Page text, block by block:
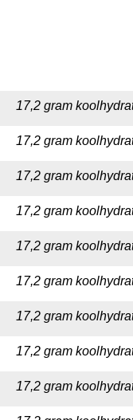
17,2 gram
17,2 gram
17,2 gram
17,2 gram
17,2 gram
17,2 gram
17,2 gram
17,2 gram
17,2 gram